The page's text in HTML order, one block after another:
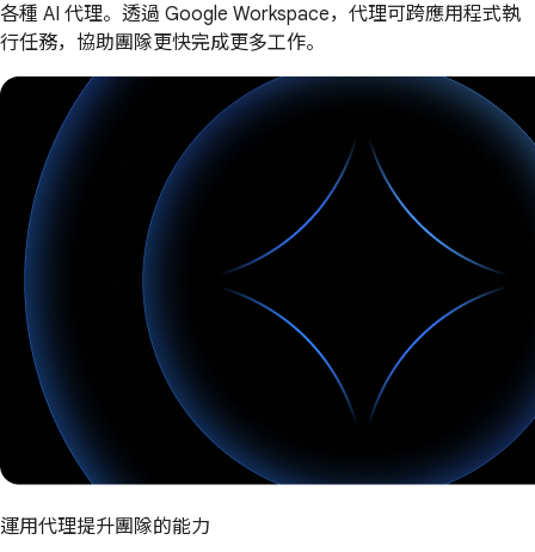
各種 AI 代理。透過 Google Workspace，代理可跨應用程式執
行任務，協助團隊更快完成更多工作。
運用代理提升團隊的能力